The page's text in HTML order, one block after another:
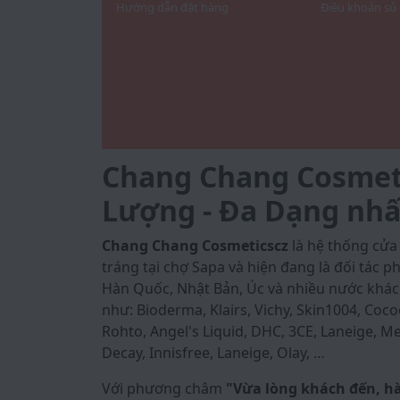
Chang Chang
Lượng - Đa Dạng
Chang Chang Cosmeticscz là hệ thống
tráng tại chợ Sapa và hiện đang là đối tác
Hàn Quốc, Nhật Bản, Úc và nhiều nước
như: Bioderma, Klairs, Vichy, Skin1004,
Rohto, Angel's Liquid, DHC, 3CE, Laneige,
Decay, Innisfree, Laneige, Olay, …
Với phương châm "Vừa lòng khách đến,